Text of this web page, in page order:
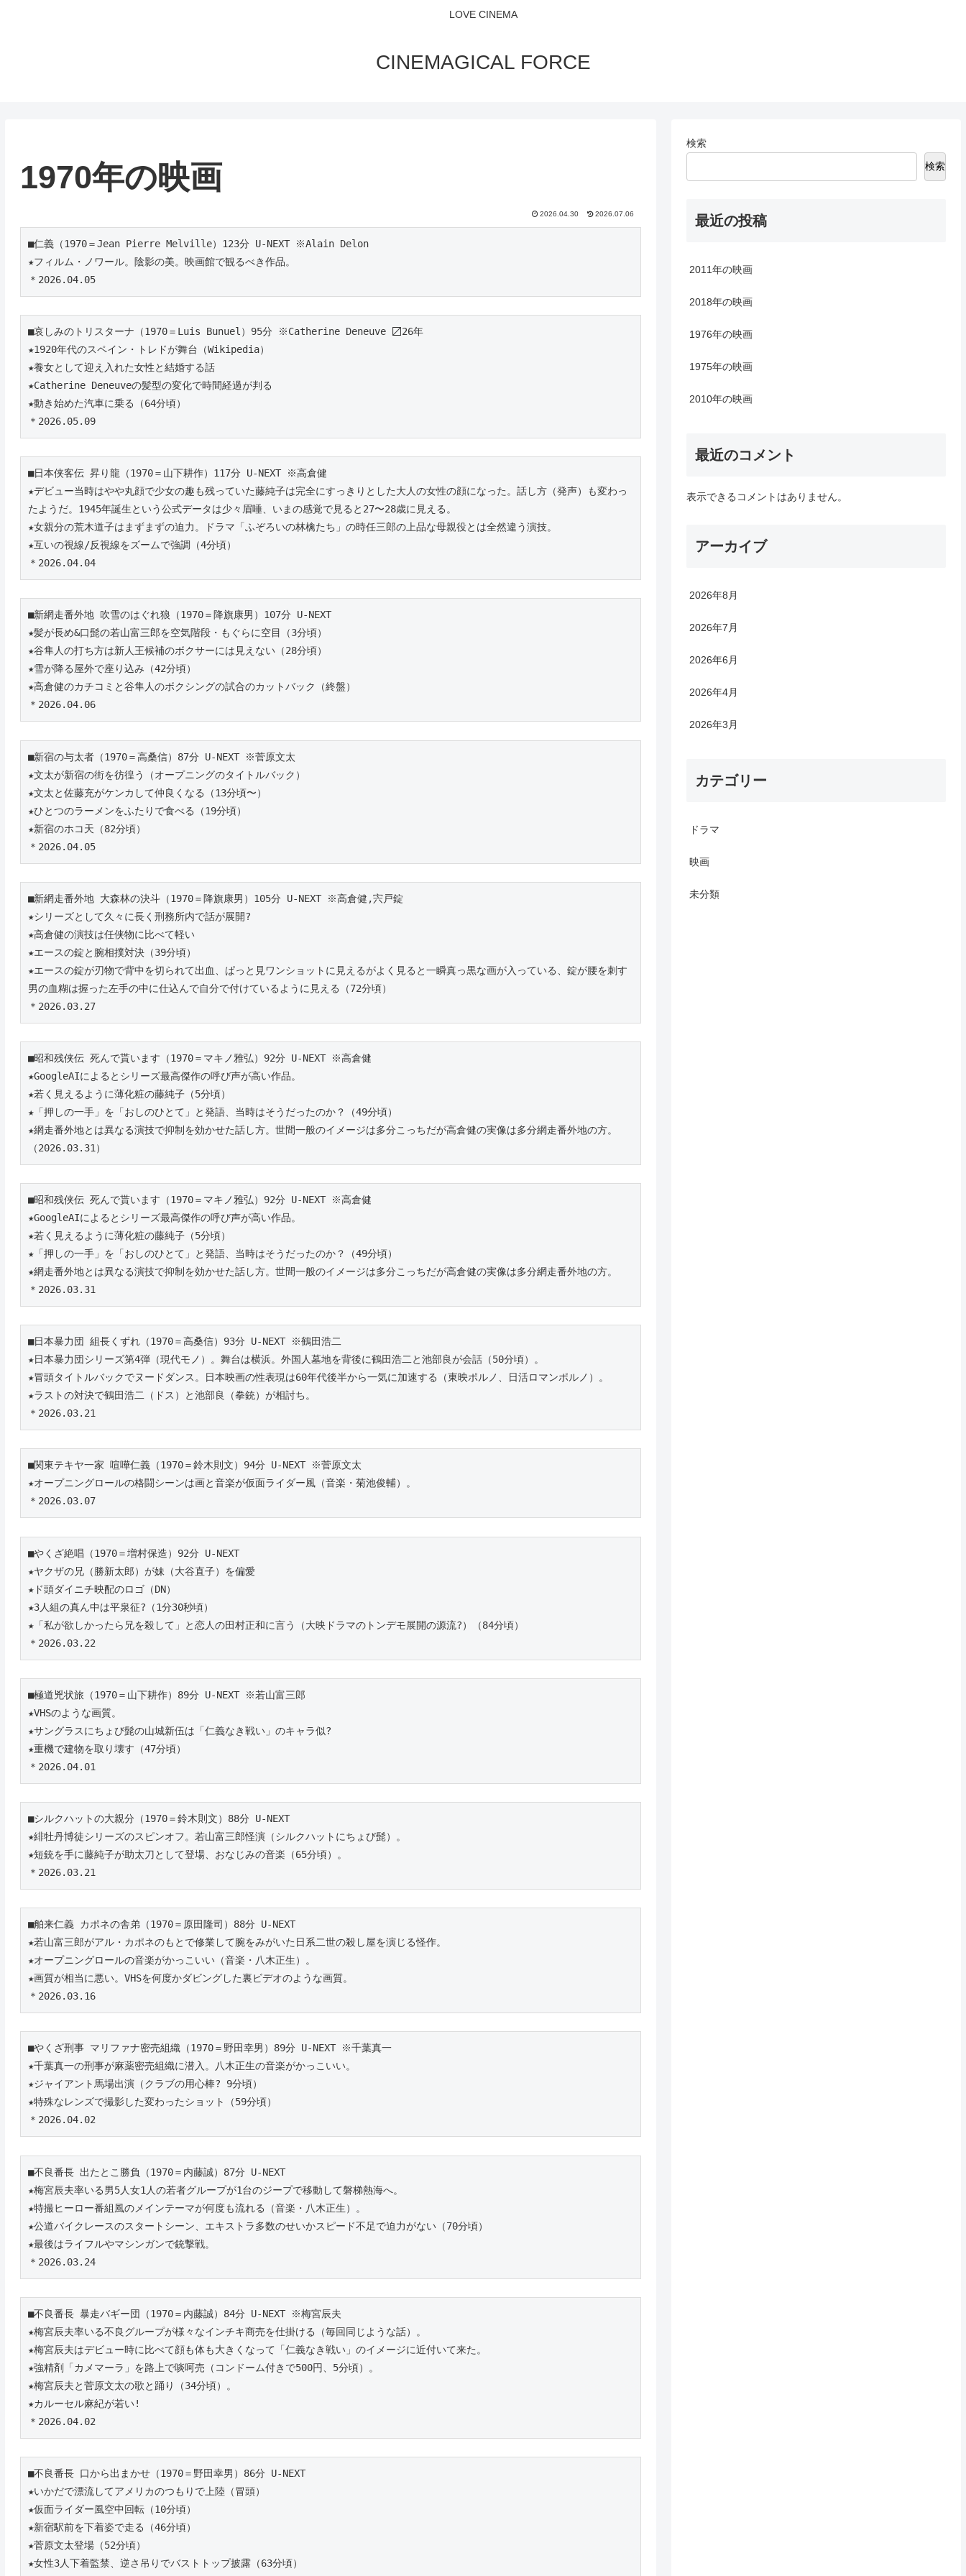
LOVE CINEMA
CINEMAGICAL FORCE
1970年の映画
2026.04.30 2026.07.06
■仁義（1970＝Jean Pierre Melville）123分 U-NEXT ※Alain Delon
★フィルム・ノワール。陰影の美。映画館で観るべき作品。
＊2026.04.05
■哀しみのトリスターナ（1970＝Luis Bunuel）95分 ※Catherine Deneuve 〼26年
★1920年代のスペイン・トレドが舞台（Wikipedia）
★養女として迎え入れた女性と結婚する話
★Catherine Deneuveの髪型の変化で時間経過が判る
★動き始めた汽車に乗る（64分頃）
＊2026.05.09
■日本侠客伝 昇り龍（1970＝山下耕作）117分 U-NEXT ※高倉健
★デビュー当時はやや丸顔で少女の趣も残っていた藤純子は完全にすっきりとした大人の女性の顔になった。話し方（発声）も変わっ
たようだ。1945年誕生という公式データは少々眉唾、いまの感覚で見ると27〜28歳に見える。
★女親分の荒木道子はまずまずの迫力。ドラマ「ふぞろいの林檎たち」の時任三郎の上品な母親役とは全然違う演技。
★互いの視線/反視線をズームで強調（4分頃）
＊2026.04.04
■新網走番外地 吹雪のはぐれ狼（1970＝降旗康男）107分 U-NEXT
★髪が長め&口髭の若山富三郎を空気階段・もぐらに空目（3分頃）
★谷隼人の打ち方は新人王候補のボクサーには見えない（28分頃）
★雪が降る屋外で座り込み（42分頃）
★高倉健のカチコミと谷隼人のボクシングの試合のカットバック（終盤）
＊2026.04.06
■新宿の与太者（1970＝高桑信）87分 U-NEXT ※菅原文太
★文太が新宿の街を彷徨う（オープニングのタイトルバック）
★文太と佐藤充がケンカして仲良くなる（13分頃〜）
★ひとつのラーメンをふたりで食べる（19分頃）
★新宿のホコ天（82分頃）
＊2026.04.05
■新網走番外地 大森林の決斗（1970＝降旗康男）105分 U-NEXT ※高倉健,宍戸錠
★シリーズとして久々に長く刑務所内で話が展開?
★高倉健の演技は任侠物に比べて軽い
★エースの錠と腕相撲対決（39分頃）
★エースの錠が刃物で背中を切られて出血、ぱっと見ワンショットに見えるがよく見ると一瞬真っ黒な画が入っている、錠が腰を刺す
男の血糊は握った左手の中に仕込んで自分で付けているように見える（72分頃）
＊2026.03.27
■昭和残侠伝 死んで貰います（1970＝マキノ雅弘）92分 U-NEXT ※高倉健
★GoogleAIによるとシリーズ最高傑作の呼び声が高い作品。
★若く見えるように薄化粧の藤純子（5分頃）
★「押しの一手」を「おしのひとて」と発語、当時はそうだったのか？（49分頃）
★網走番外地とは異なる演技で抑制を効かせた話し方。世間一般のイメージは多分こっちだが高倉健の実像は多分網走番外地の方。
（2026.03.31）
■昭和残侠伝 死んで貰います（1970＝マキノ雅弘）92分 U-NEXT ※高倉健
★GoogleAIによるとシリーズ最高傑作の呼び声が高い作品。
★若く見えるように薄化粧の藤純子（5分頃）
★「押しの一手」を「おしのひとて」と発語、当時はそうだったのか？（49分頃）
★網走番外地とは異なる演技で抑制を効かせた話し方。世間一般のイメージは多分こっちだが高倉健の実像は多分網走番外地の方。
＊2026.03.31
■日本暴力団 組長くずれ（1970＝高桑信）93分 U-NEXT ※鶴田浩二
★日本暴力団シリーズ第4弾（現代モノ）。舞台は横浜。外国人墓地を背後に鶴田浩二と池部良が会話（50分頃）。
★冒頭タイトルバックでヌードダンス。日本映画の性表現は60年代後半から一気に加速する（東映ポルノ、日活ロマンポルノ）。
★ラストの対決で鶴田浩二（ドス）と池部良（拳銃）が相討ち。
＊2026.03.21
■関東テキヤ一家 喧嘩仁義（1970＝鈴木則文）94分 U-NEXT ※菅原文太
★オープニングロールの格闘シーンは画と音楽が仮面ライダー風（音楽・菊池俊輔）。
＊2026.03.07
■やくざ絶唱（1970＝増村保造）92分 U-NEXT
★ヤクザの兄（勝新太郎）が妹（大谷直子）を偏愛
★ド頭ダイニチ映配のロゴ（DN）
★3人組の真ん中は平泉征?（1分30秒頃）
★「私が欲しかったら兄を殺して」と恋人の田村正和に言う（大映ドラマのトンデモ展開の源流?）（84分頃）
＊2026.03.22
■極道兇状旅（1970＝山下耕作）89分 U-NEXT ※若山富三郎
★VHSのような画質。
★サングラスにちょび髭の山城新伍は「仁義なき戦い」のキャラ似?
★重機で建物を取り壊す（47分頃）
＊2026.04.01
■シルクハットの大親分（1970＝鈴木則文）88分 U-NEXT
★緋牡丹博徒シリーズのスピンオフ。若山富三郎怪演（シルクハットにちょび髭）。
★短銃を手に藤純子が助太刀として登場、おなじみの音楽（65分頃）。
＊2026.03.21
■舶来仁義 カポネの舎弟（1970＝原田隆司）88分 U-NEXT
★若山富三郎がアル・カポネのもとで修業して腕をみがいた日系二世の殺し屋を演じる怪作。
★オープニングロールの音楽がかっこいい（音楽・八木正生）。
★画質が相当に悪い。VHSを何度かダビングした裏ビデオのような画質。
＊2026.03.16
■やくざ刑事 マリファナ密売組織（1970＝野田幸男）89分 U-NEXT ※千葉真一
★千葉真一の刑事が麻薬密売組織に潜入。八木正生の音楽がかっこいい。
★ジャイアント馬場出演（クラブの用心棒? 9分頃）
★特殊なレンズで撮影した変わったショット（59分頃）
＊2026.04.02
■不良番長 出たとこ勝負（1970＝内藤誠）87分 U-NEXT
★梅宮辰夫率いる男5人女1人の若者グループが1台のジープで移動して磐梯熱海へ。
★特撮ヒーロー番組風のメインテーマが何度も流れる（音楽・八木正生）。
★公道バイクレースのスタートシーン、エキストラ多数のせいかスピード不足で迫力がない（70分頃）
★最後はライフルやマシンガンで銃撃戦。
＊2026.03.24
■不良番長 暴走バギー団（1970＝内藤誠）84分 U-NEXT ※梅宮辰夫
★梅宮辰夫率いる不良グループが様々なインチキ商売を仕掛ける（毎回同じような話）。
★梅宮辰夫はデビュー時に比べて顔も体も大きくなって「仁義なき戦い」のイメージに近付いて来た。
★強精剤「カメマーラ」を路上で啖呵売（コンドーム付きで500円、5分頃）。
★梅宮辰夫と菅原文太の歌と踊り（34分頃）。
★カルーセル麻紀が若い!
＊2026.04.02
■不良番長 口から出まかせ（1970＝野田幸男）86分 U-NEXT
★いかだで漂流してアメリカのつもりで上陸（冒頭）
★仮面ライダー風空中回転（10分頃）
★新宿駅前を下着姿で走る（46分頃）
★菅原文太登場（52分頃）
★女性3人下着監禁、逆さ吊りでバストトップ披露（63分頃）
検索
検索
最近の投稿
2011年の映画
2018年の映画
1976年の映画
1975年の映画
2010年の映画
最近のコメント
表示できるコメントはありません。
アーカイブ
2026年8月
2026年7月
2026年6月
2026年4月
2026年3月
カテゴリー
ドラマ
映画
未分類